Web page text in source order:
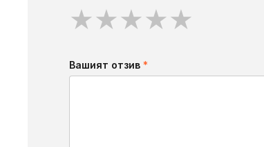
★★★★★
Вашият отзив *